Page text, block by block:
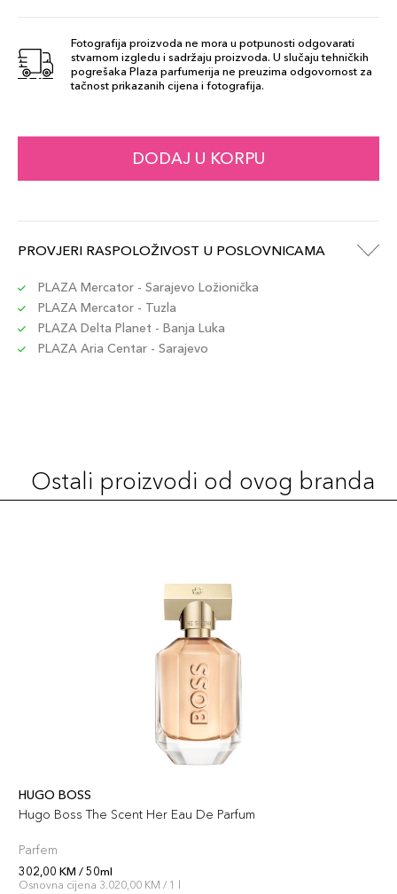
Fotografija proizvoda ne mora u potpunosti odgovarati
stvarnom izgledu i sadržaju proizvoda. U slučaju tehničkih
pogrešaka Plaza parfumerija ne preuzima odgovornost za
tačnost prikazanih cijena i fotografija.
DODAJ U KORPU
PROVJERI RASPOLOŽIVOST U POSLOVNICAMA
PLAZA Mercator - Sarajevo Ložionička
PLAZA Mercator - Tuzla
PLAZA Delta Planet - Banja Luka
PLAZA Aria Centar - Sarajevo
Ostali proizvodi od ovog branda
HUGO BOSS
Hugo Boss The Scent Her Eau De Parfum
Parfem
302,00 KM / 50ml
Osnovna cijena 3.020,00 KM / 1 l